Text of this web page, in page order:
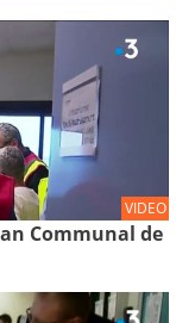
VIDEO
Communal de